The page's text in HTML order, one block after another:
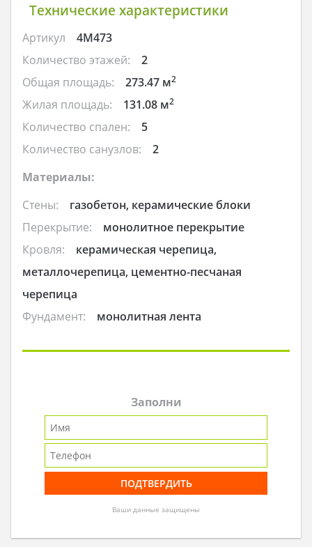
Технические характеристики
Артикул
4M473
Количество этажей:
2
Общая площадь:
273.47 м2
Жилая площадь: 131.08 м2
Количество спален:
5
Количество санузлов:
2
Материалы:
Стены:
газобетон, керамические блоки
Перекрытие:
монолитное перекрытие
Кровля:
керамическая черепица,
металлочерепица, цементно-песчаная
черепица
Фундамент:
монолитная лента
Заполни
Ваши данные защищены